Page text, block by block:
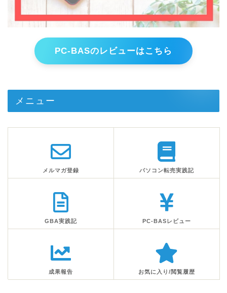
PC-BASのレビューはこちら
メニュー
メルマガ登録 パソコン転売実践記
GBA実践記 PC-BASレビュー
成果報告 お気に入り/閲覧履歴